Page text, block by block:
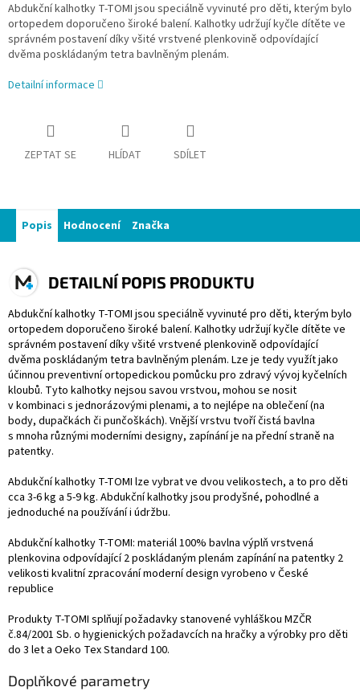
Abdukční kalhotky T-TOMI jsou speciálně vyvinuté pro děti, kterým bylo
ortopedem doporučeno široké balení. Kalhotky udržují kyčle dítěte ve
správném postavení díky všité vrstvené plenkovině odpovídající
dvěma poskládaným tetra bavlněným plenám.
Detailní informace
ZEPTAT SE HLÍDAT SDÍLET
Popis Hodnocení Značka
DETAILNÍ POPIS PRODUKTU
Abdukční kalhotky T-TOMI jsou speciálně vyvinuté pro děti, kterým bylo
ortopedem doporučeno široké balení. Kalhotky udržují kyčle dítěte ve
správném postavení díky všité vrstvené plenkovině odpovídající
dvěma poskládaným tetra bavlněným plenám. Lze je tedy využít jako
účinnou preventivní ortopedickou pomůcku pro zdravý vývoj kyčelních
kloubů. Tyto kalhotky nejsou savou vrstvou, mohou se nosit
v kombinaci s jednorázovými plenami, a to nejlépe na oblečení (na
body, dupačkách či punčoškách). Vnější vrstvu tvoří čistá bavlna
s mnoha různými moderními designy, zapínání je na přední straně na
patentky.
Abdukční kalhotky T-TOMI lze vybrat ve dvou velikostech, a to pro děti
cca 3-6 kg a 5-9 kg. Abdukční kalhotky jsou prodyšné, pohodlné a
jednoduché na používání i údržbu.
Abdukční kalhotky T-TOMI: materiál 100% bavlna výplň vrstvená
plenkovina odpovídající 2 poskládaným plenám zapínání na patentky 2
velikosti kvalitní zpracování moderní design vyrobeno v České
republice
Produkty T-TOMI splňují požadavky stanovené vyhláškou MZČR
č.84/2001 Sb. o hygienických požadavcích na hračky a výrobky pro děti
do 3 let a Oeko Tex Standard 100.
Doplňkové parametry